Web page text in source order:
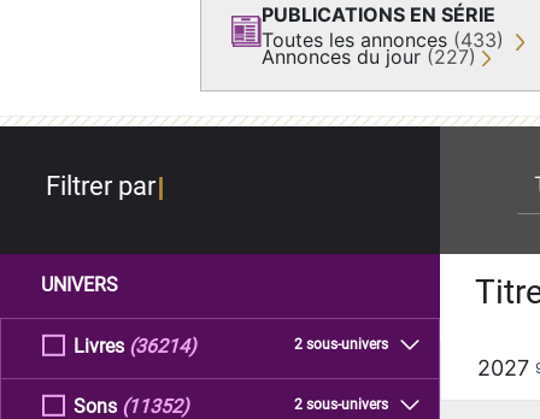
PUBLICATIONS EN SÉRIE
Toutes les annonces (433)
Annonces du jour (227)
Filtrer par
UNIVERS
Livres 2 sous-univers
(36214)
Sons 2 sous-univers
(11352)
2027